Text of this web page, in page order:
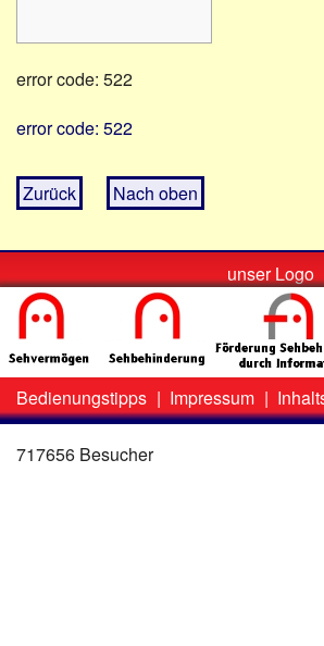
error code: 522
error code: 522
Zurück Nach oben
unser Logo
Zweit-
Menü
Bedienungstipps | Impressum |
717656 Besucher